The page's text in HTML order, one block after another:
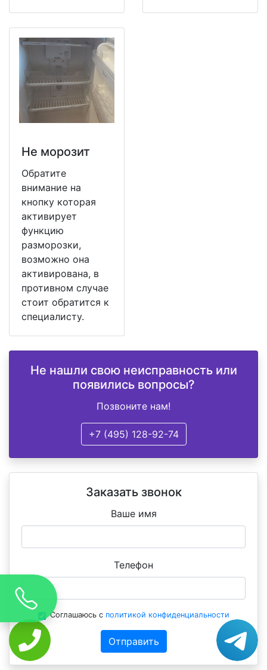
Не морозит
Обратите
внимание на
кнопку которая
активирует
функцию
разморозки,
возможно она
активирована, в
противном случае
стоит обратится к
специалисту.
Не нашли свою неисправность или
появились вопросы?
Позвоните нам!
+7 (495) 128-92-74
Заказать звонок
Ваше имя
Телефон
Соглашаюсь с политикой конфиденциальности
Отправить